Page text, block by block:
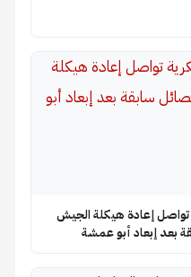
تواصل إعادة هيكلة الجيش
بعد إبعاد أبو عمشة